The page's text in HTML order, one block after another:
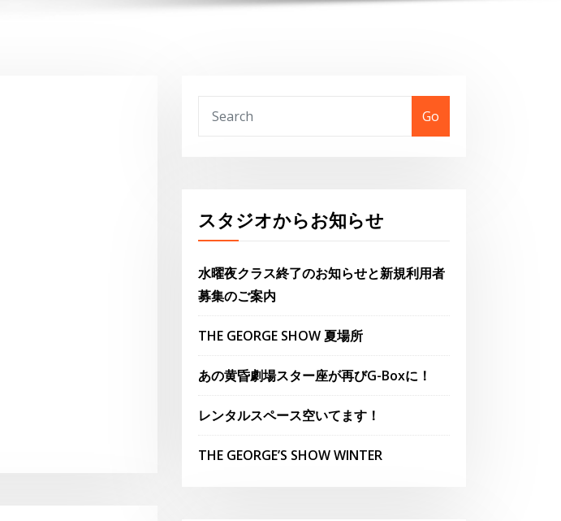
Go
スタジオからお知らせ
水曜夜クラス終了のお知らせと新規利用者
募集のご案内
THE GEORGE SHOW 夏場所
あの黄昏劇場スター座が再びG-Boxに！
レンタルスペース空いてます！
THE GEORGE’S SHOW WINTER